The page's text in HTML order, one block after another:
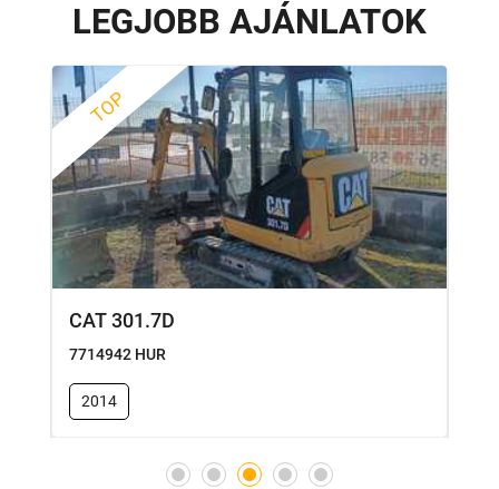
LEGJOBB AJÁNLATOK
TOP
CAT 301.7D
7714942 HUR
2014